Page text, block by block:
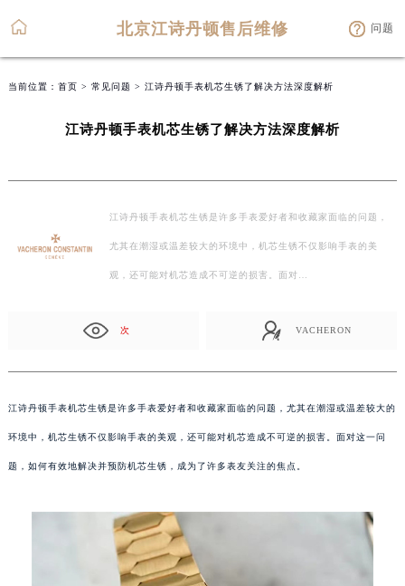
北京江诗丹顿售后维修 问题
当前位置： 首页 > 常见问题 > 江诗丹顿手表机芯生锈了解决方法深度解析
江诗丹顿手表机芯生锈了解决方法深度解析
江诗丹顿手表机芯生锈是许多手表爱好者和收藏家面临的问题，
尤其在潮湿或温差较大的环境中，机芯生锈不仅影响手表的美
观，还可能对机芯造成不可逆的损害。面对…
次 VACHERON
江诗丹顿手表机芯生锈是许多手表爱好者和收藏家面临的问题，尤其在潮湿或温差较大的
环境中，机芯生锈不仅影响手表的美观，还可能对机芯造成不可逆的损害。面对这一问
题，如何有效地解决并预防机芯生锈，成为了许多表友关注的焦点。